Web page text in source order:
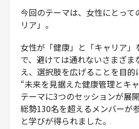
今回のテーマは、女性にとって
リア」。
女性が「健康」と「キャリア」
で、避けては通れないさまざま
え、選択肢を広げることを目的
“未来を見据えた健康管理とキ
テーマに3つのセッションが展
総勢130名を超えるメンバーが
と学びが得られました。